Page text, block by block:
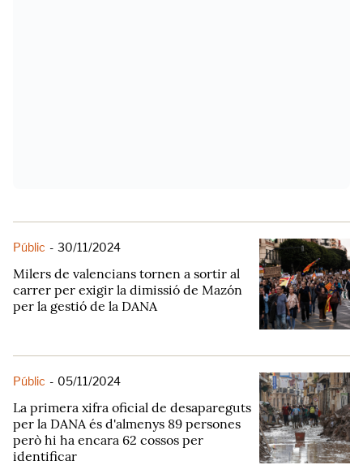
Públic - 30/11/2024
Milers de valencians tornen a sortir al
carrer per exigir la dimissió de Mazón
per la gestió de la DANA
Públic - 05/11/2024
La primera xifra oficial de desapareguts
per la DANA és d'almenys 89 persones
però hi ha encara 62 cossos per
identificar